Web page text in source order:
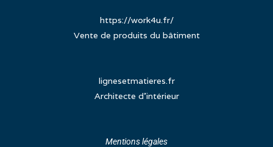
https://work4u.fr/
Vente de produits du bâtiment
lignesetmatieres.fr
Architecte d’intérieur
Mentions légales